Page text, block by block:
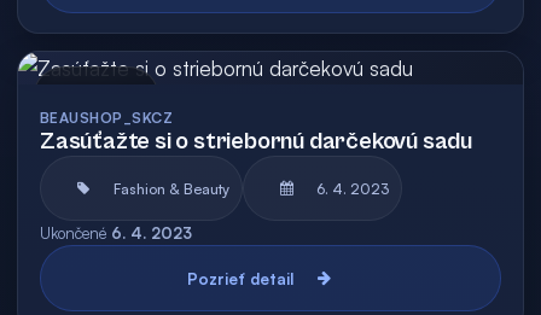
BEAUSHOP_SKCZ
Zasúťažte si o striebornú darčekovú sadu
Fashion & Beauty 6. 4. 2023
Ukončené 6. 4. 2023
Pozrieť detail